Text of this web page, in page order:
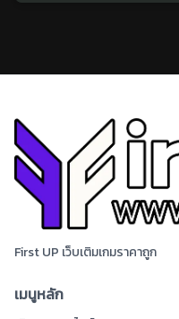
First UP เว็บเติมเกมราคาถูก
เมนูหลัก